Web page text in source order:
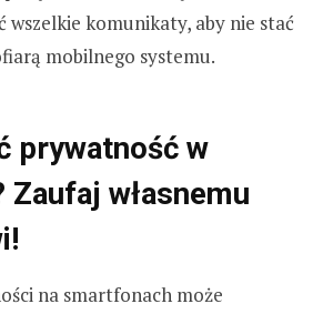
wszelkie komunikaty, aby nie stać
mobilnego systemu.
prywatność w
Zaufaj własnemu
na smartfonach może